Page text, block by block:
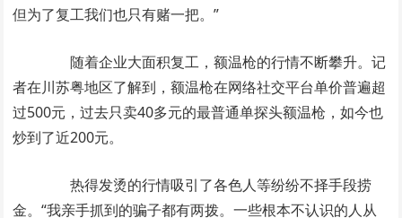
但为了复工我们也只有赌一把。”
随着企业大面积复工，额温枪的行情不断攀升。记
者在川苏粤地区了解到，额温枪在网络社交平台单价普遍超
过500元，过去只卖40多元的最普通单探头额温枪，如今也
炒到了近200元。
热得发烫的行情吸引了各色人等纷纷不择手段捞
金。“我亲手抓到的骗子都有两拨。一些根本不认识的人从